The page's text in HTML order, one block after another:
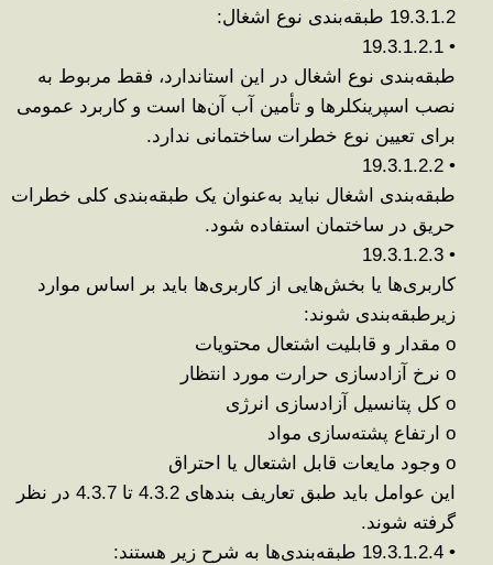
19.3.1.2 طبقه‌بندی نوع اشغال:
•
19.3.1.2.1
طبقه‌بندی نوع اشغال در این استاندارد، فقط مربوط به
نصب اسپرینکلرها و تأمین آب آن‌ها است و کاربرد عمومی
برای تعیین نوع خطرات ساختمانی ندارد.
•
19.3.1.2.2
طبقه‌بندی اشغال نباید به‌عنوان یک طبقه‌بندی کلی خطرات
حریق در ساختمان استفاده شود.
•
19.3.1.2.3
کاربری‌ها یا بخش‌هایی از کاربری‌ها باید بر اساس موارد
زیر طبقه‌بندی شوند:
o مقدار و قابلیت اشتعال محتویات
o نرخ آزادسازی حرارت مورد انتظار
o کل پتانسیل آزادسازی انرژی
o ارتفاع پشته‌سازی مواد
o وجود مایعات قابل اشتعال یا احتراق
این عوامل باید طبق تعاریف بندهای 4.3.2 تا 4.3.7
در نظر
گرفته شوند.
•
19.3.1.2.4 طبقه‌بندی‌ها به شرح زیر هستند: